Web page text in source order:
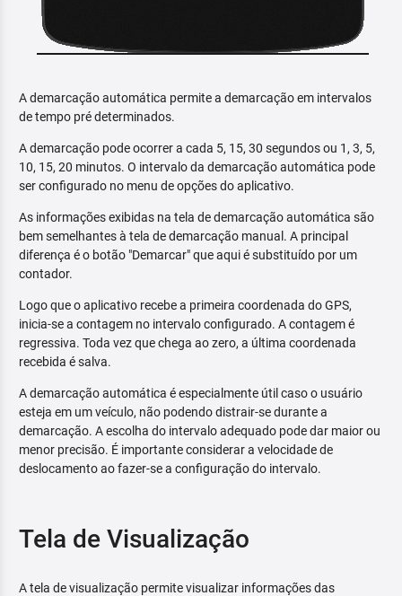
A demarcação automática permite a demarcação em intervalos
de tempo pré determinados.
A demarcação pode ocorrer a cada 5, 15, 30 segundos ou 1, 3, 5,
10, 15, 20 minutos. O intervalo da demarcação automática pode
ser configurado no menu de opções do aplicativo.
As informações exibidas na tela de demarcação automática são
bem semelhantes à tela de demarcação manual. A principal
diferença é o botão "Demarcar" que aqui é substituído por um
contador.
Logo que o aplicativo recebe a primeira coordenada do GPS,
inicia-se a contagem no intervalo configurado. A contagem é
regressiva. Toda vez que chega ao zero, a última coordenada
recebida é salva.
A demarcação automática é especialmente útil caso o usuário
esteja em um veículo, não podendo distrair-se durante a
demarcação. A escolha do intervalo adequado pode dar maior ou
menor precisão. É importante considerar a velocidade de
deslocamento ao fazer-se a configuração do intervalo.
Tela de Visualização
A tela de visualização permite visualizar informações das